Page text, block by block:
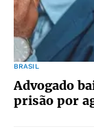
BRASIL
Advogado
prisão por